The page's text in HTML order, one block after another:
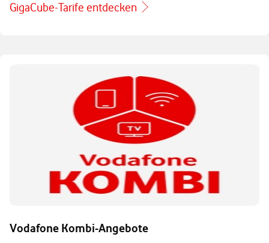
GigaCube-Tarife entdecken
Vodafone Kombi-Angebote